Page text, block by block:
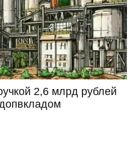
2,6 млрд рублей